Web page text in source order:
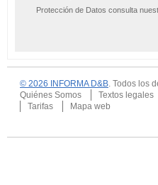
Protección de Datos consulta
© 2026 INFORMA D&B. Todos los
Quiénes Somos
Textos legales
Tarifas
Mapa web